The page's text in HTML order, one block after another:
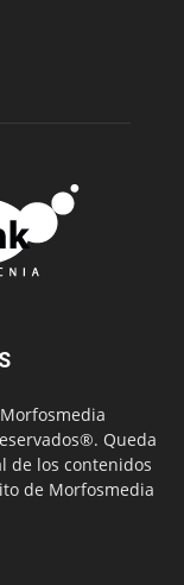
Queda
de los contenidos
de Morfosmedia